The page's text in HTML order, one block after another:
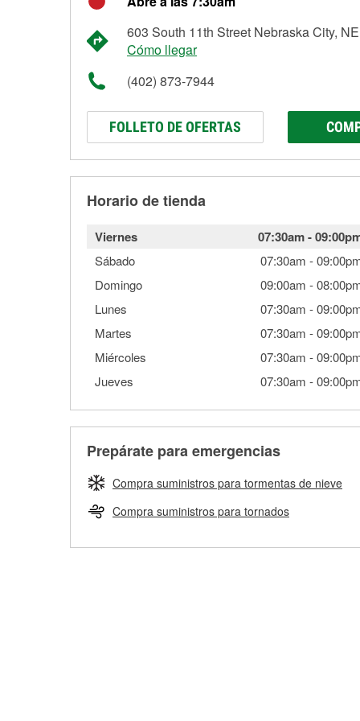
603 South 11th Street Nebraska City,
Cómo llegar
(402) 873-7944
FOLLETO DE OFERTAS
Horario de tienda
Viernes 07:30am-
Sábado 07:30am -
Domingo
09:00am -
Lunes
07:30am -
Martes
07:30am -
Miércoles
07:30am -
Jueves
07:30am -
Prepárate para emergencias
Compra suministros para tormentas de nieve
Compra suministros para tornados